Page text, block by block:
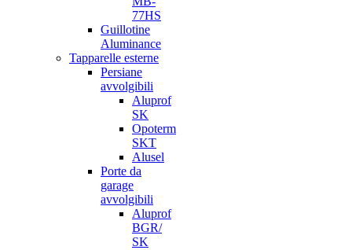
77HS
Guillotine
Aluminance
Tapparelle esterne
Persiane
avvolgibili
Aluprof
SK
Opoterm
SKT
Alusel
Porte da
garage
avvolgibili
Aluprof
BGR/
SK